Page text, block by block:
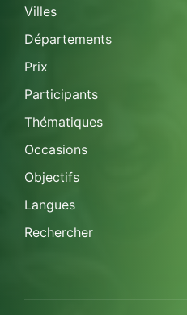
Villes
Départements
Prix
Participants
Thématiques
Occasions
Objectifs
Langues
Rechercher